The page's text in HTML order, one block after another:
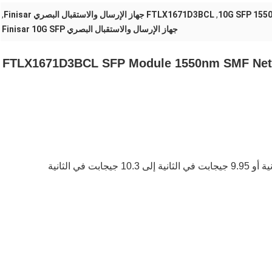
10G SFP
,FTLX1671D3BCL جهاز الإرسال والاستقبال البصري Finisar
,
جهاز الإرسال والاستقبال البصري Finisar 10G SFP